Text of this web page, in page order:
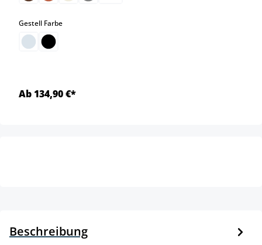
Gestell Farbeauswählen
Ab 134,90 €*
Beschreibung